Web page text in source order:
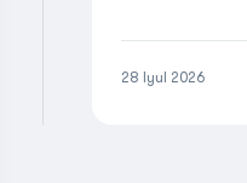
28 Iyul 2026